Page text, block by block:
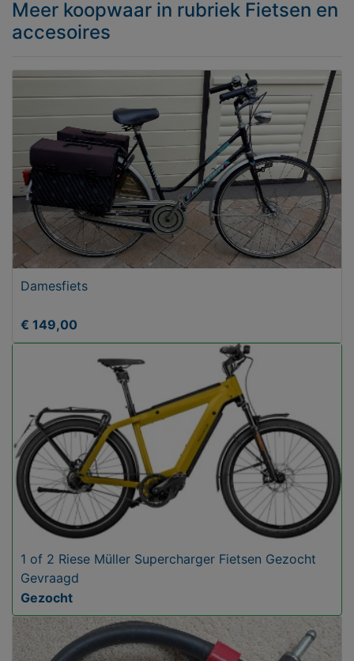
Meer koopwaar in rubriek Fietsen en
accesoires
Damesfiets
€ 149,00
1 of 2 Riese Müller Supercharger Fietsen Gezocht
Gevraagd
Gezocht